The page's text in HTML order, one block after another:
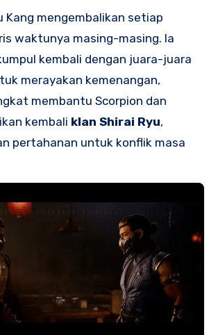
Kang mengembalikan setiap
waktunya masing-masing. Ia
kembali dengan juara-juara
merayakan kemenangan,
membantu Scorpion dan
kembali klan Shirai Ryu,
pertahanan untuk konflik masa